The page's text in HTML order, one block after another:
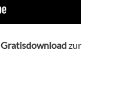
Gratisdownloadzur